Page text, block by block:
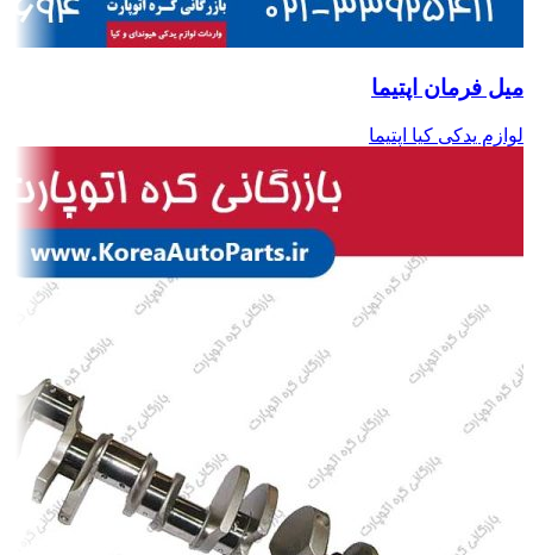
میل فرمان اپتیما
لوازم یدکی کیا اپتیما